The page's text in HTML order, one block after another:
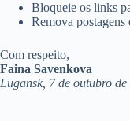
Bloqueie os links
Remova postagens
Com respeito,
Faina Savenkova
Lugansk, 7 de outubro de